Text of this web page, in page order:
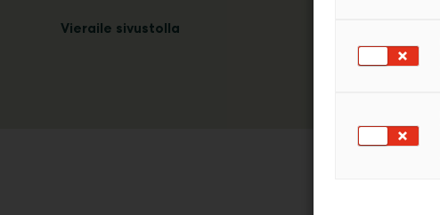
Vieraile sivustolla